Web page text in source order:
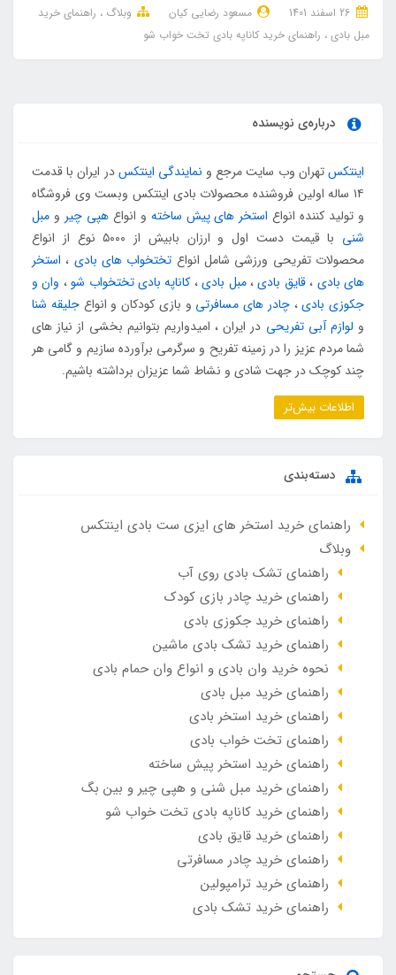
مسعود رضایی کیان وبلاگ
راهنمای خرید
مبل بادی
راهنمای خرید کاناپه بادی تخت خواب شو
درباره‌ی نویسنده
اینتکستهران وب سایت مرجع و نمایندگی اینتکسدر ایران با قدمت
۱۴ ساله اولین فروشنده محصولات بادی اینتکس وبست وی فروشگاه
و تولید کننده انواع استخر های پیش ساخته و انواعهپی چیر و مبل
شنی
با قیمت دست اول و ارزان بابیش از ۵۰۰۰ نوع از انواع
محصولات تفریحی ورزشی شامل انواع تختخواب های بادی ، استخر
های بادی ،قایق بادی،مبل بادی، کاناپه بادی تختخواب شو، وان و
جکوزی بادی،چادر های مسافرتی و بازی کودکان و انواعجلیقه شنا
و لوازم آبی تفریحی در ایران ، امیدواریم بتوانیم بخشی از نیاز های
شما مردم عزیز را در زمینه تفریح و سرگرمی برآورده سازیم و گامی هر
چند کوچک در جهت شادی و نشاط شما عزیزان برداشته باشیم.
اطلاعات بیش‌تر
دسته‌بندی
راهنمای خرید استخر های ایزی ست بادی اینتکس
وبلاگ
راهنمای تشک بادی روی آب
راهنمای خرید چادر بازی کودک
راهنمای خرید جکوزی بادی
راهنمای خرید تشک بادی ماشین
نحوه خرید وان بادی و انواع وان حمام بادی
راهنمای خرید مبل بادی
راهنمای خرید استخر بادی
راهنمای تخت خواب بادی
راهنمای خرید استخر پیش ساخته
راهنمای خرید مبل شنی و هپی چیر و بین بگ
راهنمای خرید کاناپه بادی تخت خواب شو
راهنمای خرید قایق بادی
راهنمای خرید چادر مسافرتی
راهنمای خرید ترامپولین
راهنمای خرید تشک بادی